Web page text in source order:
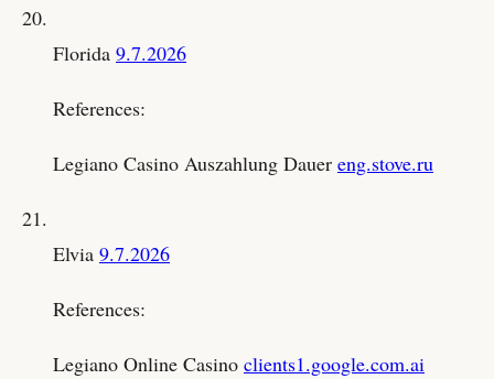
Florida 9.7.2026
References:
Legiano Casino Auszahlung Dauer eng.stove.ru
Elvia 9.7.2026
References:
Legiano Online Casino clients1.google.com.ai